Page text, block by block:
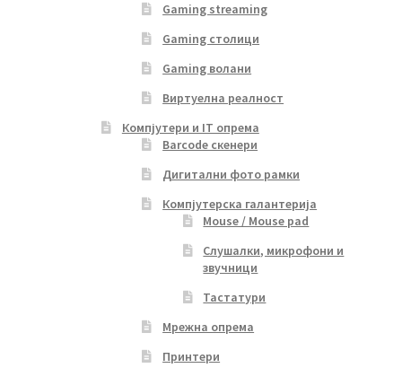
Gaming streaming
Gaming столици
Gaming волани
Виртуелна реалност
Компјутери и IT опрема
Barcode скенери
Дигитални фото рамки
Компјутерска галантерија
Mouse / Mouse pad
Слушалки, микрофони и
звучници
Тастатури
Мрежна опрема
Принтери